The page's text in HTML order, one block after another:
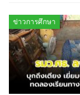
ข่าวการศึกษา